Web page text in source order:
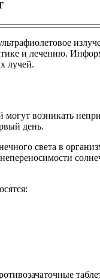
и лечению.
лучей.
могут возникать
день.
света в